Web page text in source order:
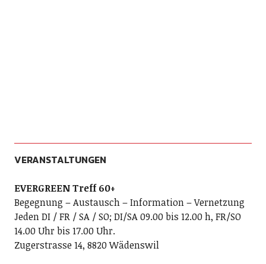
VERANSTALTUNGEN
EVERGREEN Treff 60+
Begegnung – Austausch – Information – Vernetzung
Jeden DI / FR / SA / SO; DI/SA 09.00 bis 12.00 h, FR/SO
14.00 Uhr bis 17.00 Uhr.
Zugerstrasse 14, 8820 Wädenswil